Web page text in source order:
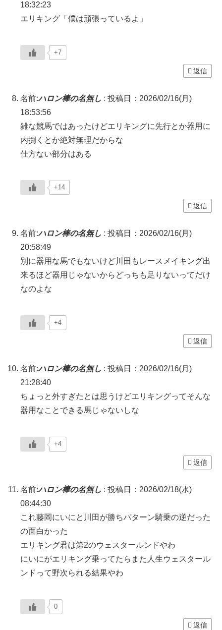
18:32:23
エリキング「僕は頑張っているよ」
+7
返信
名前:ハロン棒の名無し : 投稿日：2026/02/16(月)
18:53:56
雑な競馬ではあったけどエリキングに先行とか器用に
内捌くとか絶対無理だからな
仕方ない部分はある
+14
返信
名前:ハロン棒の名無し : 投稿日：2026/02/16(月)
20:58:49
別に器用な馬でもないけど川田もレースメイキング出
来るほど器用じゃないからどっちも足りないってだけ
なのよな
+4
返信
名前:ハロン棒の名無し : 投稿日：2026/02/16(月)
21:28:40
ちょっと外すぎたとは思うけどエリキングってそんな
器用なことできる馬じゃないしな
+4
返信
名前:ハロン棒の名無し : 投稿日：2026/02/18(水)
08:44:30
これ藤岡にいにと川田が勝ちパターン騎乗の逆だった
の面白かった
エリキング君は第2のウェスタールンドやわ
にいにがエリキング乗ってたらまた人生ウェスタール
ンドって野次られる結果やわ
0
返信